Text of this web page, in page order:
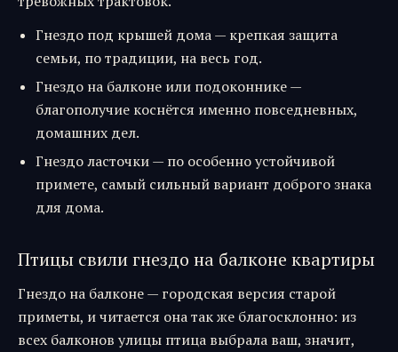
Гнездо под крышей дома — крепкая защита
семьи, по традиции, на весь год.
Гнездо на балконе или подоконнике —
благополучие коснётся именно повседневных,
домашних дел.
Гнездо ласточки — по особенно устойчивой
примете, самый сильный вариант доброго знака
для дома.
Птицы свили гнездо на балконе квартиры
Гнездо на балконе — городская версия старой
приметы, и читается она так же благосклонно: из
всех балконов улицы птица выбрала ваш, значит,